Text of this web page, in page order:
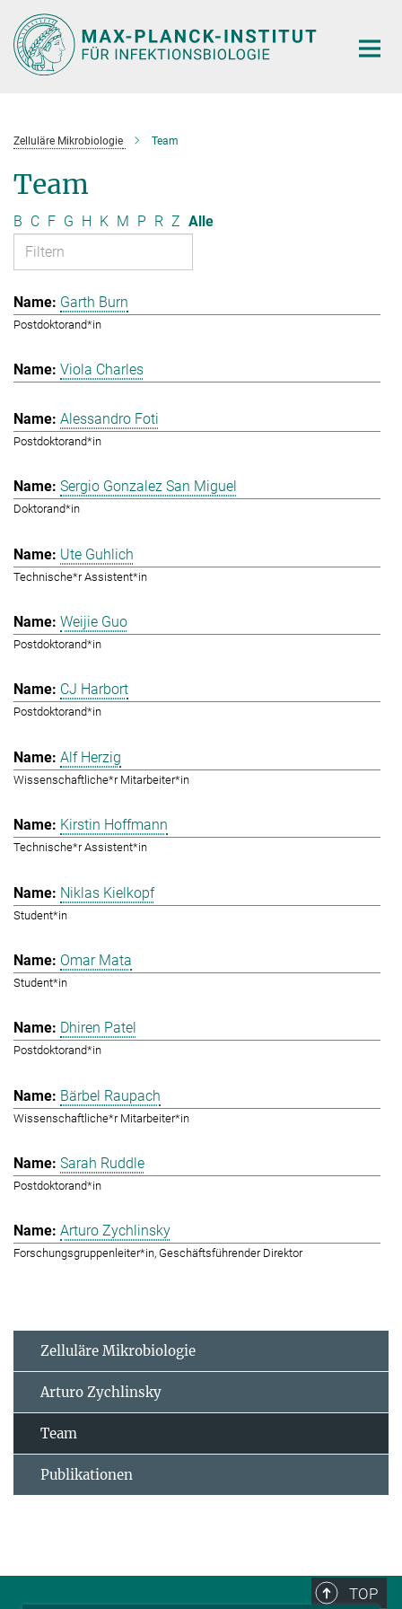
Hauptinhalt
Zelluläre Mikrobiologie Team
Team
B C F G H K M P R Z Alle
Garth Burn
Postdoktorand*in
Viola Charles
Alessandro Foti
Postdoktorand*in
Sergio Gonzalez San Miguel
Doktorand*in
Ute Guhlich
Technische*r Assistent*in
Weijie Guo
Postdoktorand*in
CJ Harbort
Postdoktorand*in
Alf Herzig
Wissenschaftliche*r Mitarbeiter*in
Kirstin Hoffmann
Technische*r Assistent*in
Niklas Kielkopf
Student*in
Omar Mata
Student*in
Dhiren Patel
Postdoktorand*in
Bärbel Raupach
Wissenschaftliche*r Mitarbeiter*in
Sarah Ruddle
Postdoktorand*in
Arturo Zychlinsky
Forschungsgruppenleiter*in, Geschäftsführender Direktor
Zelluläre Mikrobiologie
Arturo Zychlinsky
Team
Publikationen
TOP